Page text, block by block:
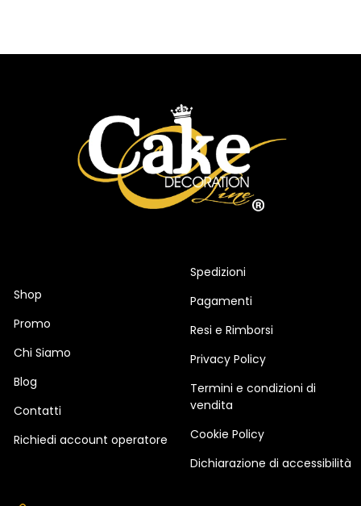
Shop
Promo
Chi Siamo
Blog
Contatti
Richiedi account operatore
Spedizioni
Pagamenti
Resi e Rimborsi
Privacy Policy
Termini e condizioni di
vendita
Cookie Policy
Dichiarazione di accessibilità